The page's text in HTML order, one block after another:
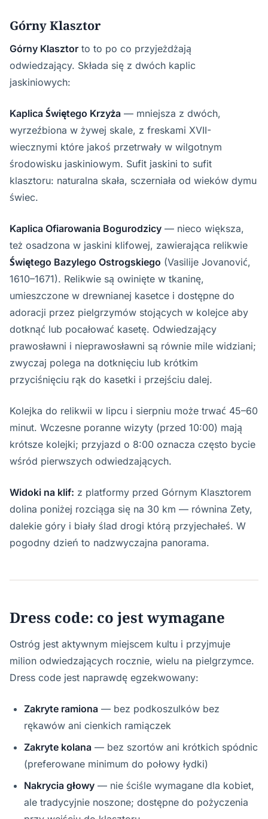
Górny Klasztor
Górny Klasztor to to po co przyjeżdżają
odwiedzający. Składa się z dwóch kaplic
jaskiniowych:
Kaplica Świętego Krzyża — mniejsza z dwóch,
wyrzeźbiona w żywej skale, z freskami XVII-
wiecznymi które jakoś przetrwały w wilgotnym
środowisku jaskiniowym. Sufit jaskini to sufit
klasztoru: naturalna skała, sczerniała od wieków dymu
świec.
Kaplica Ofiarowania Bogurodzicy — nieco większa,
też osadzona w jaskini klifowej, zawierająca relikwie
Świętego Bazylego Ostrogskiego (Vasilije Jovanović,
1610–1671). Relikwie są owinięte w tkaninę,
umieszczone w drewnianej kasetce i dostępne do
adoracji przez pielgrzymów stojących w kolejce aby
dotknąć lub pocałować kasetę. Odwiedzający
prawosławni i nieprawosławni są równie mile widziani;
zwyczaj polega na dotknięciu lub krótkim
przyciśnięciu rąk do kasetki i przejściu dalej.
Kolejka do relikwii w lipcu i sierpniu może trwać 45–60
minut. Wczesne poranne wizyty (przed 10:00) mają
krótsze kolejki; przyjazd o 8:00 oznacza często bycie
wśród pierwszych odwiedzających.
Widoki na klif: z platformy przed Górnym Klasztorem
dolina poniżej rozciąga się na 30 km — równina Zety,
dalekie góry i biały ślad drogi którą przyjechałeś. W
pogodny dzień to nadzwyczajna panorama.
Dress code: co jest wymagane
Ostróg jest aktywnym miejscem kultu i przyjmuje
milion odwiedzających rocznie, wielu na pielgrzymce.
Dress code jest naprawdę egzekwowany:
Zakryte ramiona — bez podkoszulków bez
rękawów ani cienkich ramiączek
Zakryte kolana — bez szortów ani krótkich spódnic
(preferowane minimum do połowy łydki)
Nakrycia głowy — nie ściśle wymagane dla kobiet,
ale tradycyjnie noszone; dostępne do pożyczenia